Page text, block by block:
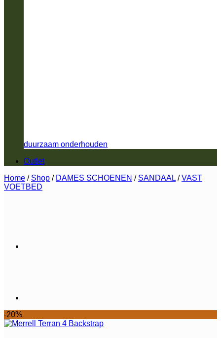
duurzaam onderhouden
Outlet
Home / Shop / DAMES SCHOENEN / SANDAAL / VAST
VOETBED
-20%